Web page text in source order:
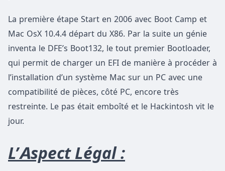
La première étape Start en 2006 avec Boot Camp et
Mac OsX 10.4.4 départ du X86. Par la suite un génie
inventa le DFE’s Boot132, le tout premier Bootloader,
qui permit de charger un EFI de manière à procéder à
l’installation d’un système Mac sur un PC avec une
compatibilité de pièces, côté PC, encore très
restreinte. Le pas était emboîté et le Hackintosh vit le
jour.
L’Aspect Légal :